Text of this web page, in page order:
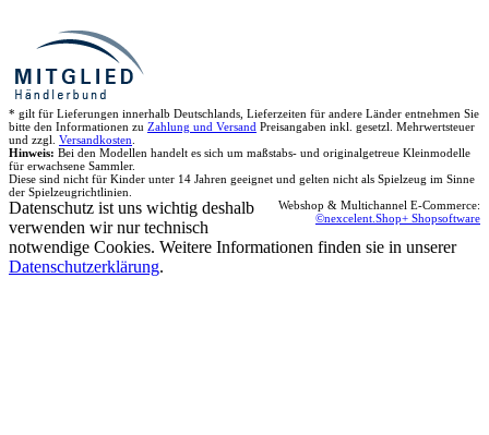
* gilt für Lieferungen innerhalb Deutschlands, Lieferzeiten für andere Länder entnehmen Sie
bitte den Informationen zu Zahlung und Versand Preisangaben inkl. gesetzl. Mehrwertsteuer
und zzgl. Versandkosten
Hinweis: Bei den Modellen handelt es sich um maßstabs- und originalgetreue Kleinmodelle
für erwachsene Sammler.
Diese sind nicht für Kinder unter 14 Jahren geeignet und gelten nicht als Spielzeug im Sinne
der Spielzeugrichtlinien.
Webshop & Multichannel E-Commerce:
©nexcelent.Shop+ Shopsoftware
Datenschutz ist uns wichtig deshalb
verwenden wir nur technisch
notwendige Cookies. Weitere Informationen finden sie in unserer
Datenschutzerklärung.